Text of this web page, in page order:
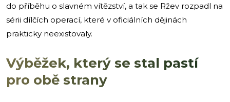
do příběhu o slavném vítězství, a tak se Ržev rozpadl na
sérii dílčích operací, které v oficiálních dějinách
prakticky neexistovaly.
Výběžek, který se stal pastí
pro obě strany